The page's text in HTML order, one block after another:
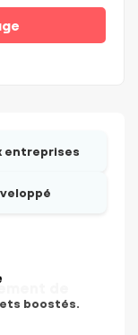
entreprises
de
boostés.